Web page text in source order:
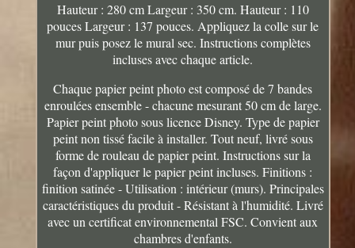
Hauteur : 280 cm Largeur : 350 cm. Hauteur : 110
pouces Largeur : 137 pouces. Appliquez la colle sur le
mur puis posez le mural sec. Instructions complètes
incluses avec chaque article.
Chaque papier peint photo est composé de 7 bandes
enroulées ensemble - chacune mesurant 50 cm de large.
Papier peint photo sous licence Disney. Type de papier
peint non tissé facile à installer. Tout neuf, livré sous
forme de rouleau de papier peint. Instructions sur la
façon d'appliquer le papier peint incluses. Finitions :
finition satinée - Utilisation : intérieur (murs). Principales
caractéristiques du produit - Résistant à l'humidité. Livré
avec un certificat environnemental FSC. Convient aux
chambres d'enfants.